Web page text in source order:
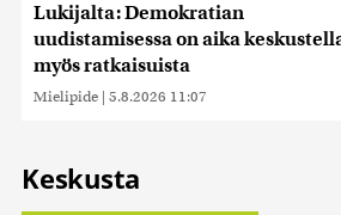
Lukijalta: Demokratian
uudistamisessa on aika
myös ratkaisuista
Mielipide | 5.8.2026 11:07
Keskusta